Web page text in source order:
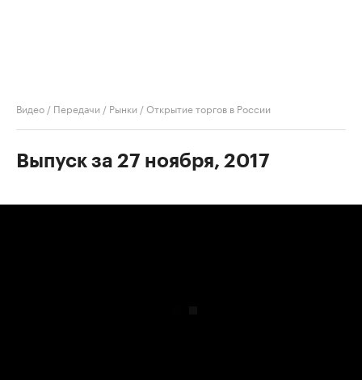
Видео / Передачи / Рынки /Открытие торгов в России
Выпуск за 27 ноября, 2017